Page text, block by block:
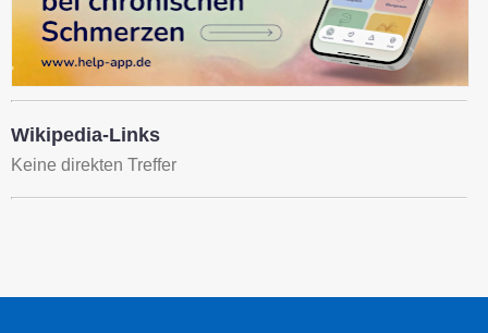
Wikipedia-Links
Keine direkten Treffer